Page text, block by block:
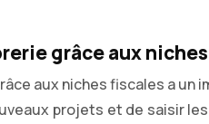
grâce aux
aux niches fiscales a
projets et de saisir